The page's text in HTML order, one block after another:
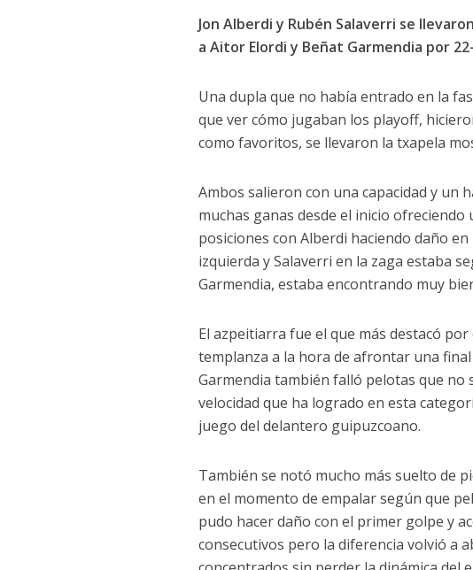
Jon Alberdi y Rubén Salaverri se
a Aitor Elordi y Beñat Garmendia por
Una dupla que no había entrado en la
que ver cómo jugaban los playoff,
como favoritos, se llevaron la txapela
Ambos salieron con una capacidad y un
muchas ganas desde el inicio
posiciones con Alberdi haciendo daño
izquierda y Salaverri en la zaga estaba
Garmendia, estaba encontrando muy
El azpeitiarra fue el que más destacó
templanza a la hora de afrontar una
Garmendia también falló pelotas que no
velocidad que ha logrado en esta
juego del delantero guipuzcoano.
También se notó mucho más suelto de
en el momento de empalar según que
pudo hacer daño con el primer golpe y
consecutivos pero la diferencia volvió a